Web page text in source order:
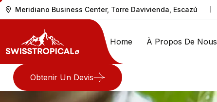
Meridiano Business Center, Torre Davivienda, Escazú
Home À Propos De Nous
Obtenir Un Devis